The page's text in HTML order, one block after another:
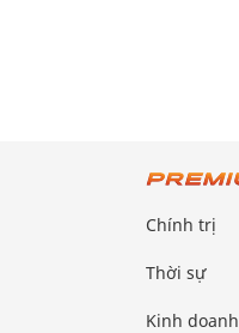
Chính trị
Thời sự
Kinh doanh